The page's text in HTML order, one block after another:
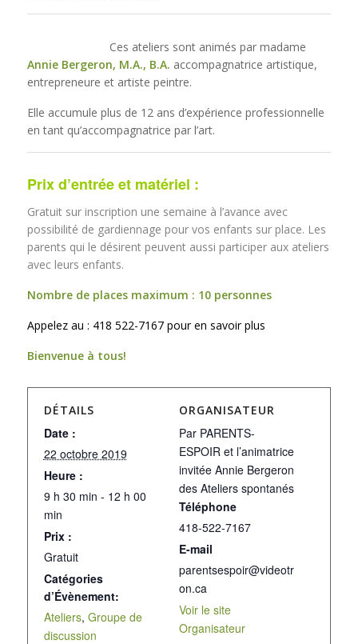
Ces ateliers sont animés par madame
Annie Bergeron, M.A., B.A. accompagnatrice artistique,
entrepreneure et artiste peintre.
Elle accumule plus de 12 ans d’expérience professionnelle
en tant qu’accompagnatrice par l’art.
Prix d’entrée et matériel :
Gratuit sur inscription une semaine à l’avance avec
possibilité de gardiennage pour vos enfants sur place. L es
parents qui le désirent peuvent aussi participer aux ateliers
avec leurs enfants.
Nombre de places maximum : 10 personnes
Appelez au : 418 522-7167 pour en savoir plus
Bienvenue à tous!
DÉTAILS
Date :
22 octobre 2019
Heure :
9 h 30 min - 12 h 00
min
Prix :
Gratuit
Catégories
d’Évènement:
Ateliers, Groupe de
discussion
ORGANISATEUR
Par PARENTS-
ESPOIR et l’animatrice
invitée Annie Bergeron
des Ateliers spontanés
Téléphone
418-522-7167
E-mail
parentsespoir@videotr
on.ca
Voir le site
Organisateur